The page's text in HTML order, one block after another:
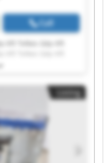
Call
Kft Telkes Gép Kft
Kft Telkes Gép Kft
Kft Telkes Gép Kft
Kft Telkes Gép Kft
Kft
Listing